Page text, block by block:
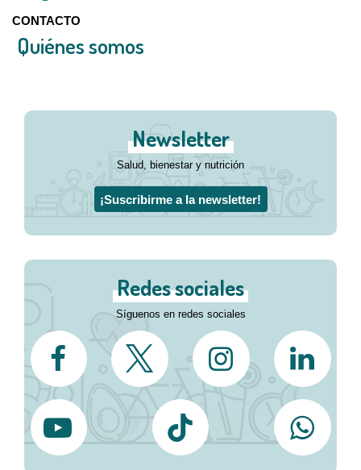
CONTACTO
Quiénes somos
Newsletter
Salud, bienestar y nutrición
¡Suscribirme a la newsletter!
Redes sociales
Síguenos en redes sociales